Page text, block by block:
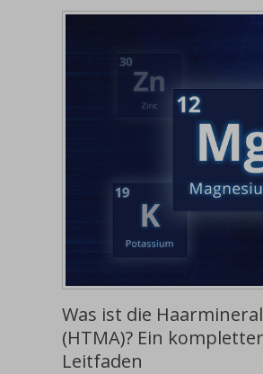
Was ist die
(HTMA)? Ein kompletter
Leitfaden